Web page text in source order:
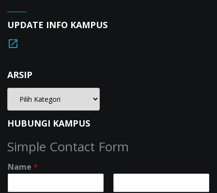
UPDATE INFO KAMPUS
ARSIP
HUBUNGI KAMPUS
Simple Contact Form
Name *